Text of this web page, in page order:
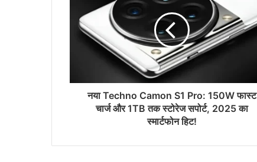
नया Techno Camon S1 Pro: 150W फास्ट
चार्ज और 1TB तक स्टोरेज सपोर्ट, 2025 का
स्मार्टफोन हिट!